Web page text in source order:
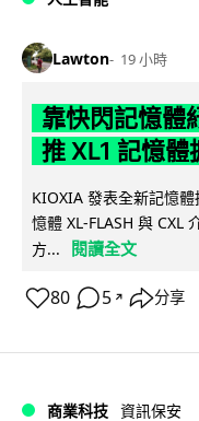
Lawton 19 小時
靠快閃記憶體
推 XL1 記憶體
KIOXIA 發表全新記憶
憶體 XL-FLASH 與 CXL
方...
閱讀全文
80 5 ↗ 分享
商業科技 資訊保安